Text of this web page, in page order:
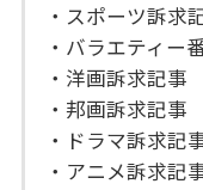
・スポーツ訴求
・バラエティー
・洋画訴求記事
・邦画訴求記事
・ドラマ訴求記
・アニメ訴求記